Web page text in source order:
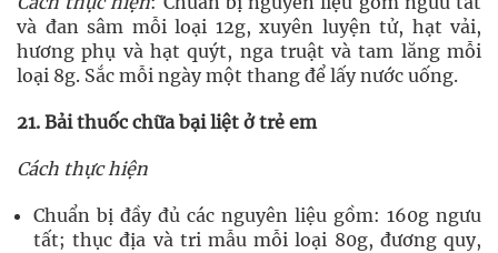
và đan sâm mỗi loại 12g, xuyên luyện tử, hạt vải,
hương phụ và hạt quýt, nga truật và tam lăng mỗi
loại 8g. Sắc mỗi ngày một thang để lấy nước uống.
21. Bải thuốc chữa bại liệt ở trẻ em
Cách thực hiện
Chuẩn bị đầy đủ các nguyên liệu gồm: 160g ngưu
tất; thục địa và tri mẫu mỗi loại 80g, đương quy,